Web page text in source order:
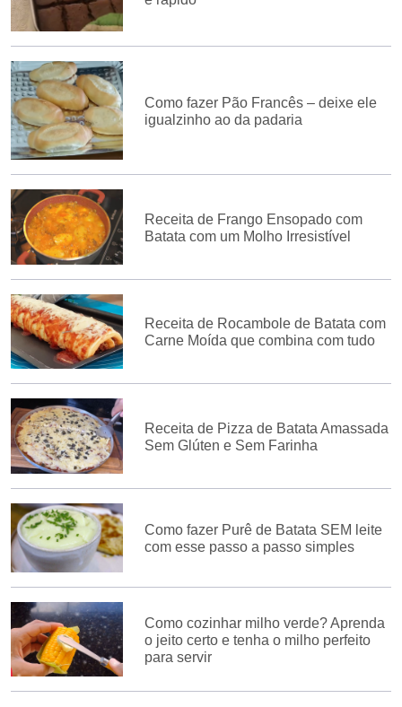
Como fazer Pão Francês – deixe ele
igualzinho ao da padaria
Receita de Frango Ensopado com
Batata com um Molho Irresistível
Receita de Rocambole de Batata com
Carne Moída que combina com tudo
Receita de Pizza de Batata Amassada
Sem Glúten e Sem Farinha
Como fazer Purê de Batata SEM leite
com esse passo a passo simples
Como cozinhar milho verde? Aprenda
o jeito certo e tenha o milho perfeito
para servir